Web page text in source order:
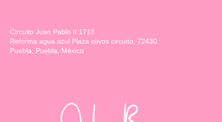
Circuito Juan Pablo II 1718
Reforma agua azul Plaza olivos circuito, 72430
Puebla, Puebla, México